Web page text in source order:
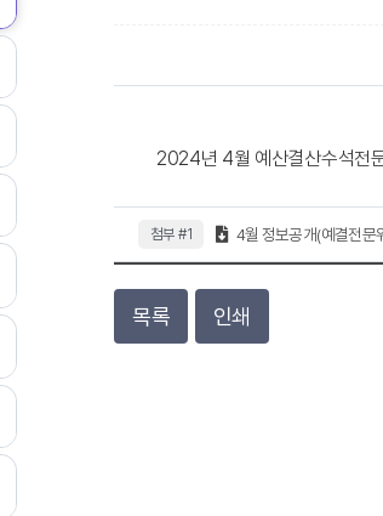
2024년 4월 예산결산수석전
첨부 #1 4월 정보공개(예결전문
목록 인쇄